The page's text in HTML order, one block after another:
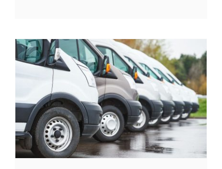
Qué debe tener un buen ERP para empresas
de transporte
Logistic ERP